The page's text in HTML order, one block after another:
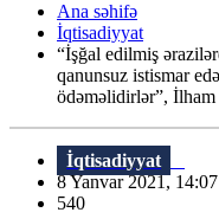
Ana səhifə
İqtisadiyyat
“İşğal edilmiş
qanunsuz istismar
ödəməlidirlər”,
İqtisadiyyat
8 Yanvar 2021,
540